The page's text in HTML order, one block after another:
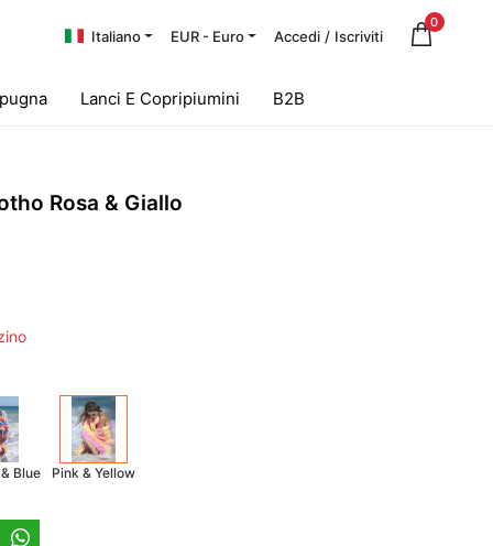
Italiano EUR - Euro Accedi / Iscriviti
0
Lanci E Copripiumini B2B
Rosa & Giallo
Blue Pink & Yellow